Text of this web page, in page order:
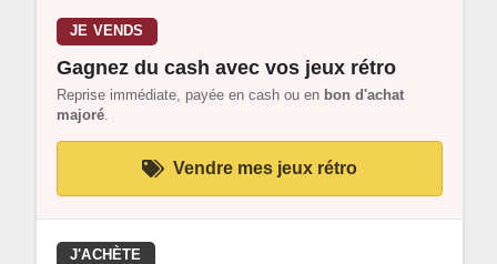
JE VENDS
Gagnez du cash avec vos jeux rétro
Reprise immédiate, payée en cash ou en bon d'achat
majoré
Vendre mes jeux rétro
J'ACHÈTE